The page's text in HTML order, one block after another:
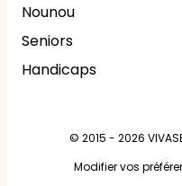
Nounou
Seniors
Handicaps
© 2015 - 2026
Modifier vos